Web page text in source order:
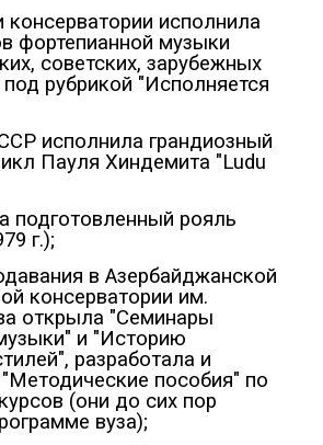
консерватории исполнила
фортепианной музыки
советских, зарубежных
рубрикой "Исполняется
исполнила грандиозный
Пауля Хиндемита "Ludu
подготовленный рояль
г.);
в Азербайджанской
консерватории им.
открыла "Семинары
и "Историю
разработала и
пособия" по
(они до сих пор
вуза);